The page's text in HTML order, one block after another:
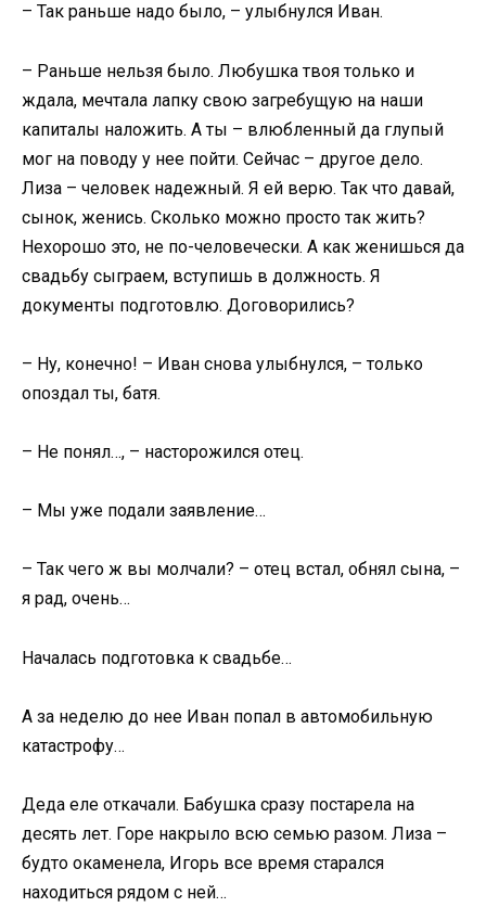
– Так раньше надо было, – улыбнулся Иван.
– Раньше нельзя было. Любушка твоя только и
ждала, мечтала лапку свою загребущую на наши
капиталы наложить. А ты – влюбленный да глупый
мог на поводу у нее пойти. Сейчас – другое дело.
Лиза – человек надежный. Я ей верю. Так что давай,
сынок, женись. Сколько можно просто так жить?
Нехорошо это, не по-человечески. А как женишься да
свадьбу сыграем, вступишь в должность. Я
документы подготовлю. Договорились?
– Ну, конечно! – Иван снова улыбнулся, – только
опоздал ты, батя.
– Не понял…, – насторожился отец.
– Мы уже подали заявление…
– Так чего ж вы молчали? – отец встал, обнял сына, –
я рад, очень…
Началась подготовка к свадьбе…
А за неделю до нее Иван попал в автомобильную
катастрофу…
Деда еле откачали. Бабушка сразу постарела на
десять лет. Горе накрыло всю семью разом. Лиза –
будто окаменела, Игорь все время старался
находиться рядом с ней…